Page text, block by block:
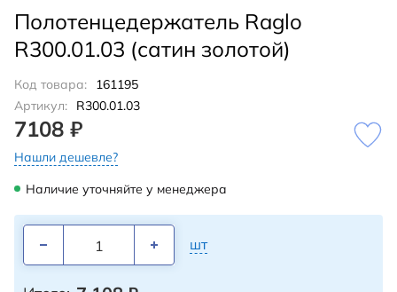
Полотенцедержатель Raglo
R300.01.03 (сатин золотой)
Код товара:
161195
Артикул:
R300.01.03
7108 ₽
Нашли дешевле?
Наличие уточняйте у менеджера
шт